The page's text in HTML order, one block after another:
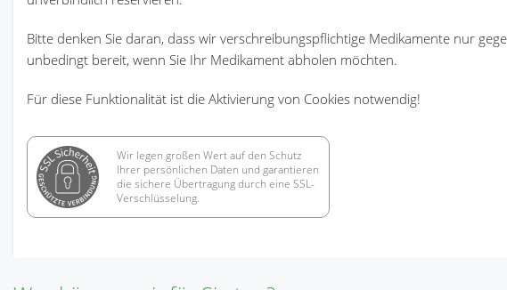
Bitte denken Sie daran, dass wir verschreibungspflichtige Medikamente nur
unbedingt bereit, wenn Sie Ihr Medikament abholen möchten.
Für diese Funktionalität ist die Aktivierung von Cookies notwendig!
Wir legen großen Wert auf den Schutz
Ihrer persönlichen Daten und garantieren
die sichere Übertragung durch eine SSL-
Verschlüsselung.